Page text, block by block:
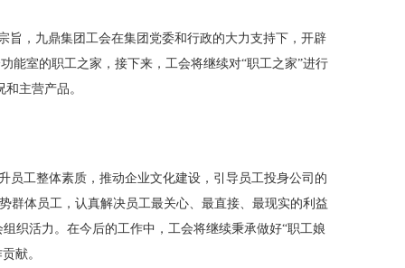
，九鼎集团工会在集团党委和行政的大力支持下，开辟
能室的职工之家，接下来，工会将继续对“职工之家”进行
主营产品。
工整体素质，推动企业文化建设，引导员工投身公司的
群体员工，认真解决员工最关心、最直接、最现实的利益
织活力。在今后的工作中，工会将继续秉承做好“职工娘
献。